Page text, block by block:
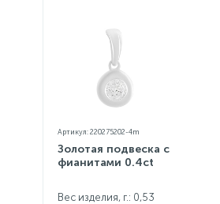
Артикул: 220275202-4m
Золотая подвеска с
фианитами 0.4ct
Вес изделия, г.: 0,53